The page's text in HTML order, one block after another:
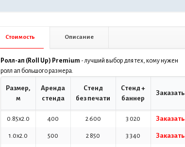
Стоимость Описание
Ролл-ап (Roll Up) Premium - лучший выбор для тех, кому нужен
ролл ап большого размера.
Размер,
м
Аренда
стенда
Стенд
без печати
Стенд +
баннер
Заказать
0.85x2.0 400 2 600 3 020 Заказать
1.0x2.0 500 2 850 3 340 Заказать